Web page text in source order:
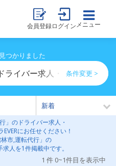
会員登録ログイン メニュー
つかりました
ライバー求人・運転手求人一
条件変更 >
」のドライバー求人・
にお任せください！
市,運転代行」の
人を1件掲載中です。
1 件 0~1件目を表示中